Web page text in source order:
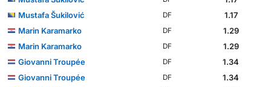
Mustafa Šukilović
DF
1.17
Marin Karamarko
DF
1.29
Marin Karamarko
DF
1.29
Giovanni Troupée
DF
1.34
Giovanni Troupée
DF
1.34